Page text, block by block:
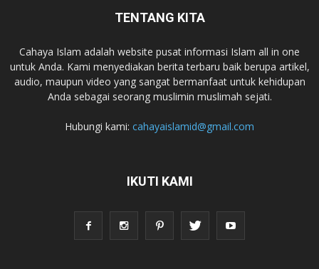
TENTANG KITA
Cahaya Islam adalah website pusat informasi Islam all in one
untuk Anda. Kami menyediakan berita terbaru baik berupa artikel,
audio, maupun video yang sangat bermanfaat untuk kehidupan
Anda sebagai seorang muslimin muslimah sejati.
Hubungi kami: cahayaislamid@gmail.com
IKUTI KAMI